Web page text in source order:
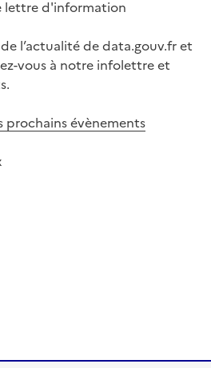
lettre d'information
l’actualité de data.gouv.fr et
vous à notre infolettre et
prochains évènements